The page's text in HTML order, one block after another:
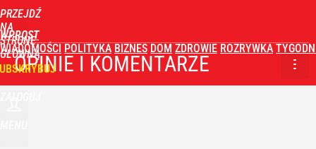
PRZEJDŹ
NA
STRONĘ
GŁÓWNĄ
WPROST
WIADOMOŚCI POLITYKA BIZNES DOM ZDROWIE ROZRYWKA
OPINIE I KOMENTARZE